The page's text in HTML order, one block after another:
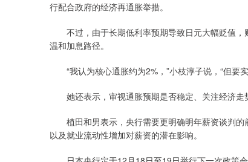
行配合政府的经济再通胀举措。
不过，由于长期低利率预期导致日元大幅贬值，
温和加息路径。
“我认为核心通胀约为2%，”小枝淳子说，“但要
她还表示，审视通胀预期是否稳定、关注经济走
植田和男表示，央行需要更明确明年薪资谈判的
以及就业流动性增加对薪资的潜在影响。